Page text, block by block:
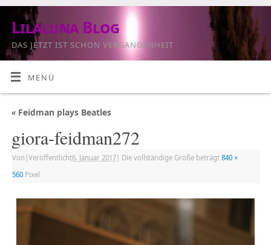
Lilaluna Blog
DAS JETZT IST SCHON VERGANGENHEIT
MENÜ
«Feidman plays Beatles
giora-feidman272
Von Veröffentlicht6. Januar 2017| Die vollständige Größe beträgt 840 ×
560Pixel